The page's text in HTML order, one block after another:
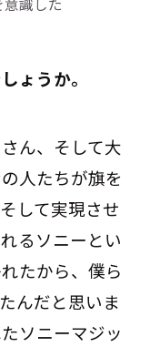
ょうか。
ん、そして大
人たちが旗を
して実現させ
るソニーとい
たから、僕ら
んだと思いま
ソニーマジッ